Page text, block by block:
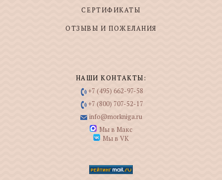
СЕРТИФИКАТЫ
ОТЗЫВЫ И ПОЖЕЛАНИЯ
НАШИ КОНТАКТЫ:
+7 (495) 662-97-58
+7 (800) 707-52-17
info@morkniga.ru
Мы в Макс
Мы в VK